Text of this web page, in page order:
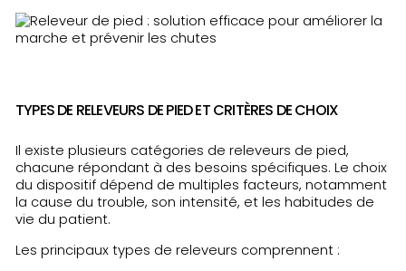
TYPES DE RELEVEURS DE PIED ET CRITÈRES DE CHOIX
Il existe plusieurs catégories de releveurs de pied,
chacune répondant à des besoins spécifiques. Le choix
du dispositif dépend de multiples facteurs, notamment
la cause du trouble, son intensité, et les habitudes de
vie du patient.
Les principaux types de releveurs comprennent :